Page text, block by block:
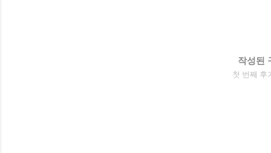
작성된
첫 번째 후